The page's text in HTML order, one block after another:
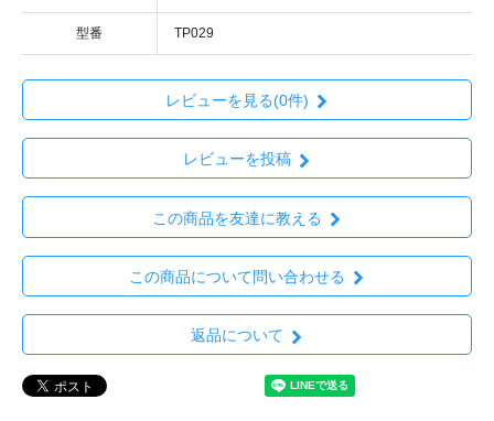
型番 TP029
レビューを見る(0件)
レビューを投稿
この商品を友達に教える
この商品について問い合わせる
返品について